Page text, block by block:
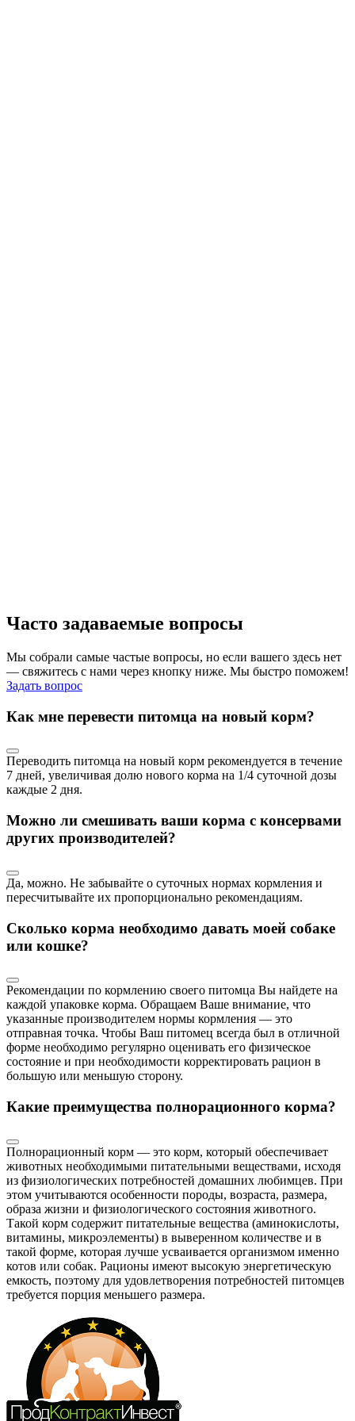
Часто задаваемые вопросы
Мы собрали самые частые вопросы, но если вашего здесь нет
— свяжитесь с нами через кнопку ниже. Мы быстро поможем!
Задать вопрос
Как мне перевести питомца на новый корм?
Переводить питомца на новый корм рекомендуется в течение
7 дней, увеличивая долю нового корма на 1/4 суточной дозы
каждые 2 дня.
Можно ли смешивать ваши корма с консервами
других производителей?
Да, можно. Не забывайте о суточных нормах кормления и
пересчитывайте их пропорционально рекомендациям.
Сколько корма необходимо давать моей собаке
или кошке?
Рекомендации по кормлению своего питомца Вы найдете на
каждой упаковке корма. Обращаем Ваше внимание, что
указанные производителем нормы кормления — это
отправная точка. Чтобы Ваш питомец всегда был в отличной
форме необходимо регулярно оценивать его физическое
состояние и при необходимости корректировать рацион в
большую или меньшую сторону.
Какие преимущества полнорационного корма?
Полнорационный корм — это корм, который обеспечивает
животных необходимыми питательными веществами, исходя
из физиологических потребностей домашних любимцев. При
этом учитываются особенности породы, возраста, размера,
образа жизни и физиологического состояния животного.
Такой корм содержит питательные вещества (аминокислоты,
витамины, микроэлементы) в выверенном количестве и в
такой форме, которая лучше усваивается организмом именно
котов или собак. Рационы имеют высокую энергетическую
емкость, поэтому для удовлетворения потребностей питомцев
требуется порция меньшего размера.